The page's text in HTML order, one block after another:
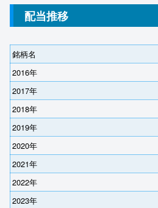
配当推移
銘柄名
2016年
2017年
2018年
2019年
2020年
2021年
2022年
2023年